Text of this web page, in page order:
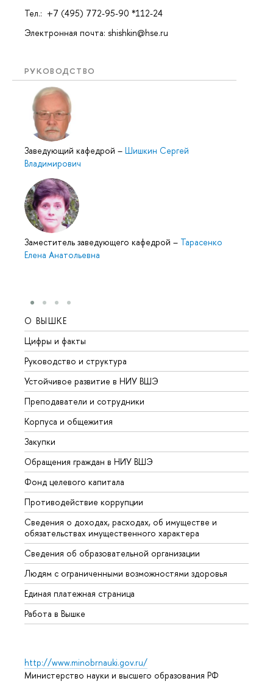
Тел.: +7 (495) 772-95-90 *112-24
Электронная почта: shishkin@hse.ru
РУКОВОДСТВО
Заведующий кафедрой – Шишкин Сергей
Владимирович
Заместитель заведующего кафедрой – Тарасенко
Елена Анатольевна
О ВЫШКЕ
Цифры и факты
Руководство и структура
Устойчивое развитие в НИУ ВШЭ
Преподаватели и сотрудники
Корпуса и общежития
Закупки
Обращения граждан в НИУ ВШЭ
Фонд целевого капитала
Противодействие коррупции
Сведения о доходах, расходах, об имуществе и
обязательствах имущественного характера
Сведения об образовательной организации
Людям с ограниченными возможностями здоровья
Единая платежная страница
Работа в Вышке
http://www.minobrnauki.gov.ru/
Министерство науки и высшего образования РФ